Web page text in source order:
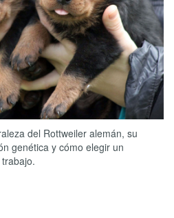
del Rottweiler alemán, su
genética y cómo elegir un